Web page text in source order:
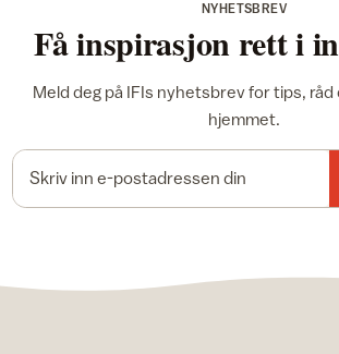
NYHETSBREV
Få inspirasjon rett i
Meld deg på IFIs nyhetsbrev for tips, råd
hjemmet.